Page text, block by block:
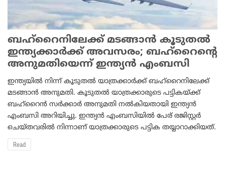
ബഹ്റൈനിലേക്ക് മടങ്ങാന്‍ കൂടുതല്‍
ഇന്ത്യക്കാര്‍ക്ക് അവസരം; ബഹ്‌റൈന്റെ
അനുമതിയെന്ന് ഇന്ത്യന്‍ എംബസി
ഇന്ത്യയില്‍ നിന്ന് കൂടുതല്‍ യാത്രക്കാര്‍ക്ക് ബഹ്റൈനിലേക്ക്
മടങ്ങാന്‍ അനുമതി. കൂടുതല്‍ യാത്രക്കാരുടെ പട്ടികയ്ക്ക്
ബഹ്റൈന്‍ സര്‍ക്കാര്‍ അനുമതി നല്‍കിയതായി ഇന്ത്യന്‍
എംബസി അറിയിച്ചു. ഇന്ത്യന്‍ എംബസിയില്‍ പേര് രജിസ്റ്റര്‍
ചെയ്തവരില്‍ നിന്നാണ് യാത്രക്കാരുടെ പട്ടിക തയ്യാറാക്കിയത്.
Read